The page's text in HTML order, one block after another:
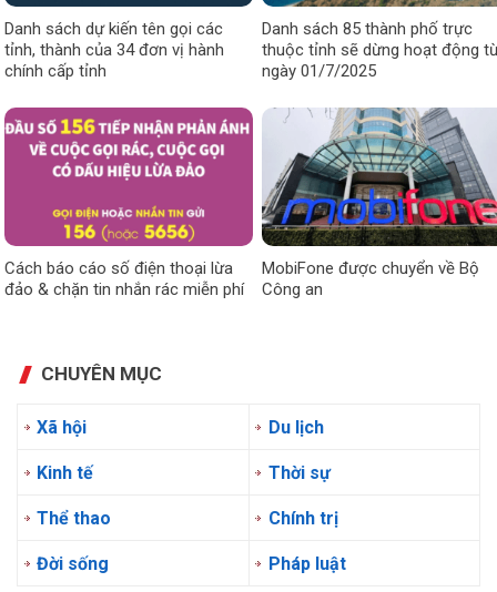
Danh sách dự kiến tên gọi các
tỉnh, thành của 34 đơn vị hành
chính cấp tỉnh
Danh sách 85 thành phố trực
thuộc tỉnh sẽ dừng hoạt động
ngày 01/7/2025
Cách báo cáo số điện thoại lừa
đảo & chặn tin nhắn rác miễn phí
MobiFone được chuyển về Bộ
Công an
CHUYÊN MỤC
Xã hội Du lịch
Kinh tế Thời sự
Thể thao Chính trị
Đời sống Pháp luật